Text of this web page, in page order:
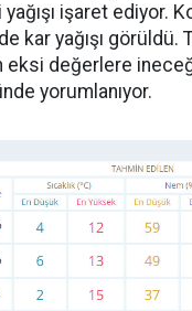
yağışı işaret ediyor.
kar yağışı görüldü.
eksi değerlere
yorumlanıyor.